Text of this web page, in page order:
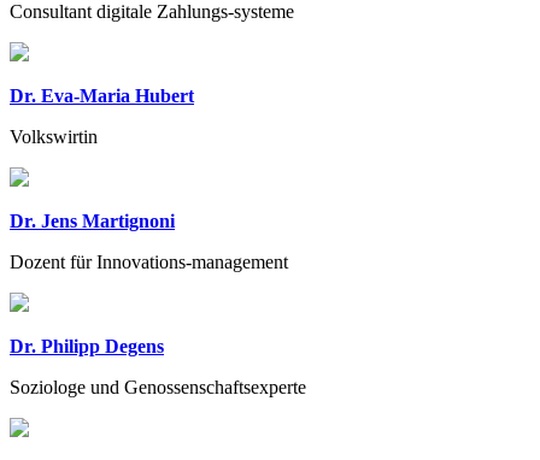
Consultant digitale Zahlungs-systeme
Dr. Eva-Maria Hubert
Volkswirtin
Dr. Jens Martignoni
Dozent für Innovations-management
Dr. Philipp Degens
Soziologe und Genossenschaftsexperte